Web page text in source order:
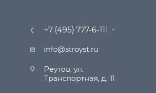
+7 (495) 777-6-111
info@stroyst.ru
Реутов, ул.
Транспортная, д. 11